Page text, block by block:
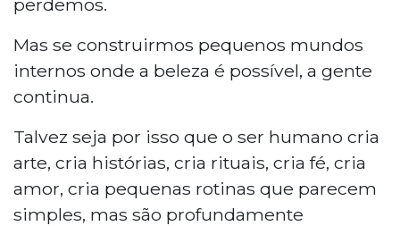
Mas se construirmos pequenos mundos
internos onde a beleza é possível, a gente
continua.
Talvez seja por isso que o ser humano cria
arte, cria histórias, cria rituais, cria fé, cria
amor, cria pequenas rotinas que parecem
simples, mas são profundamente